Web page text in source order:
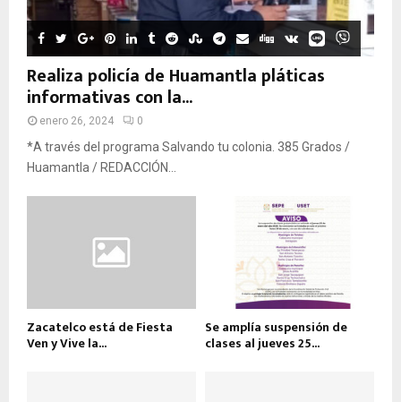
Realiza policía de Huamantla pláticas
informativas con la...
enero 26, 2024 0
*A través del programa Salvando tu colonia. 385 Grados /
Huamantla / REDACCIÓN...
Zacatelco está de Fiesta
Ven y Vive la...
Se amplía suspensión de
clases al jueves 25...